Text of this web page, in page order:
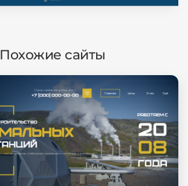
Похожие сайты